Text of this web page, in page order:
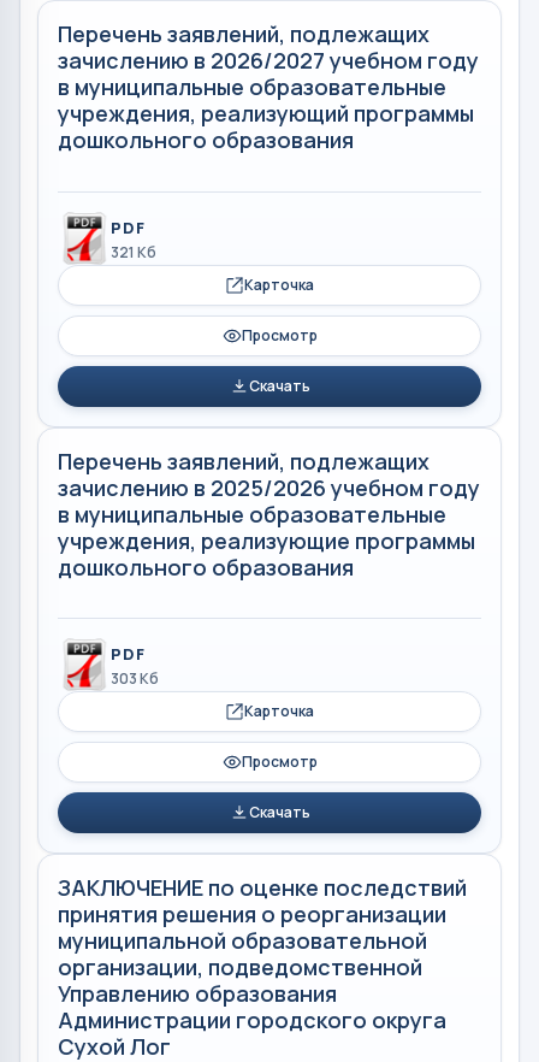
Перечень заявлений, подлежащих
зачислению в 2026/2027 учебном году
в муниципальные образовательные
учреждения, реализующий программы
дошкольного образования
PDF
321 Кб
Карточка
Просмотр
Скачать
Перечень заявлений, подлежащих
зачислению в 2025/2026 учебном году
в муниципальные образовательные
учреждения, реализующие программы
дошкольного образования
PDF
303 Кб
Карточка
Просмотр
Скачать
ЗАКЛЮЧЕНИЕ по оценке последствий
принятия решения о реорганизации
муниципальной образовательной
организации, подведомственной
Управлению образования
Администрации городского округа
Сухой Лог